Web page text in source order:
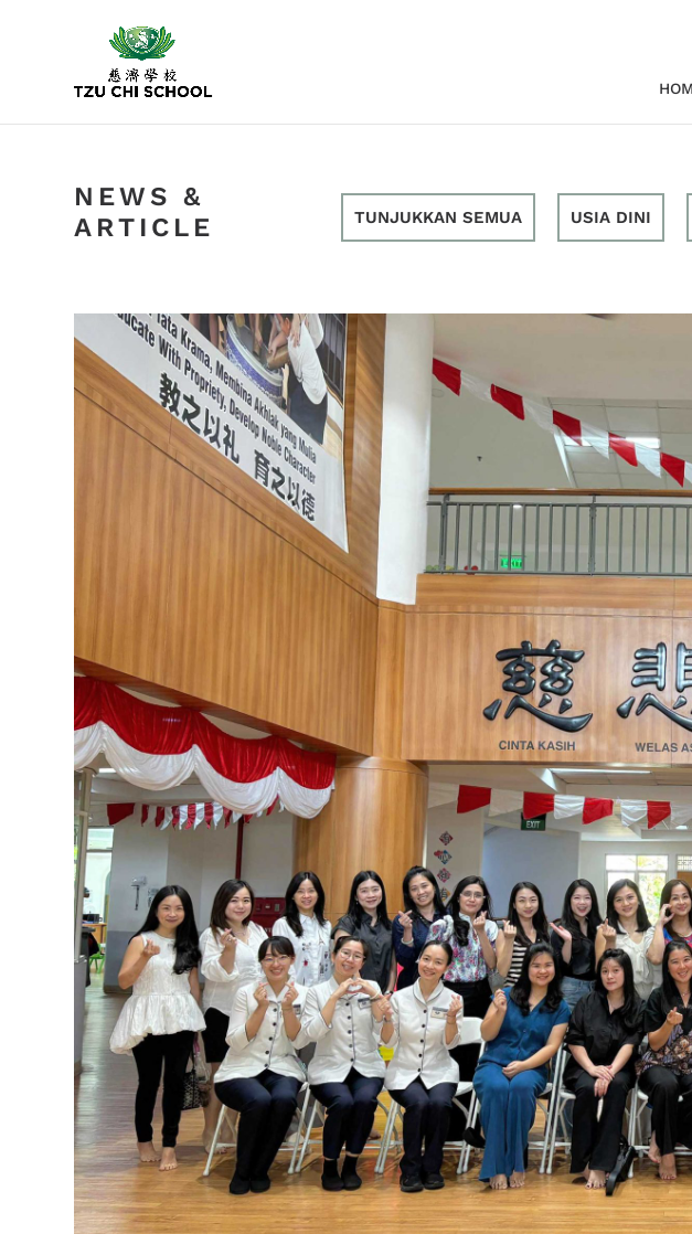
NEWS &
ARTICLE
TUNJUKKAN SEMUA USIA DINI